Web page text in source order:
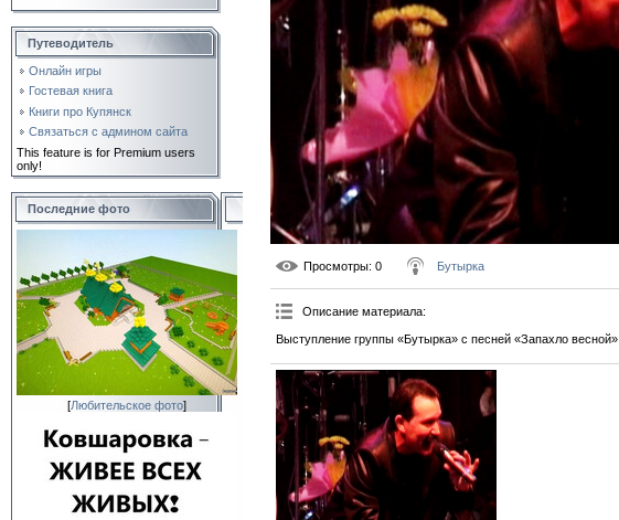
Путеводитель
Онлайн игры
Гостевая книга
Книги про Купянск
Связаться с админом сайта
This feature is for Premium users
only!
Последние фото
[Любительское фото]
Просмотры: 0 Бутырка
Описание материала:
Выступление группы «Бутырка» с песней «Запахло весной».